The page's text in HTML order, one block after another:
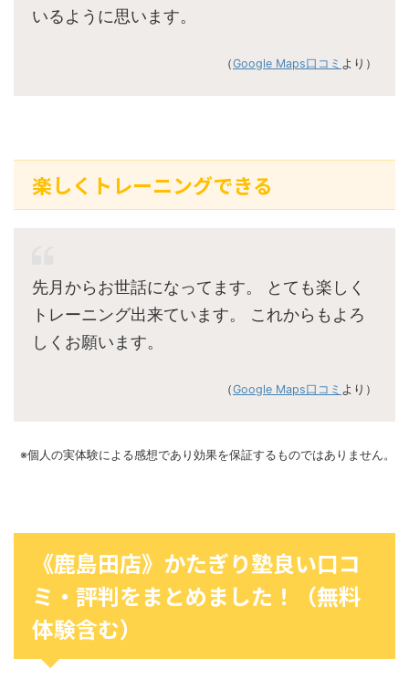
いるように思います。
（Google Maps口コミ より）
楽しくトレーニングできる
先月からお世話になってます。 とても楽しく
トレーニング出来ています。 これからもよろ
しくお願います。
（Google Maps口コミ より）
※個人の実体験による感想であり効果を保証するものではありません。
《鹿島田店》かたぎり塾良い口コ
ミ・評判をまとめました！（無料
体験含む）